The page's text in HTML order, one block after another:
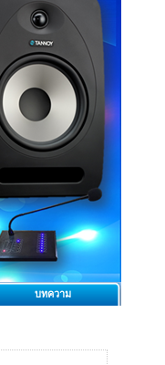
บทความ